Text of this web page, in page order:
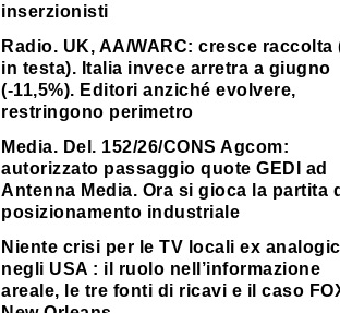
inserzionisti
Radio. UK, AA/WARC: cresce raccolta
in testa). Italia invece arretra a giugno
(-11,5%). Editori anziché evolvere,
restringono perimetro
Media. Del. 152/26/CONS Agcom:
autorizzato passaggio quote GEDI ad
Antenna Media. Ora si gioca la partita
posizionamento industriale
Niente crisi per le TV locali ex
negli USA : il ruolo nell’informazione
areale, le tre fonti di ricavi e il caso